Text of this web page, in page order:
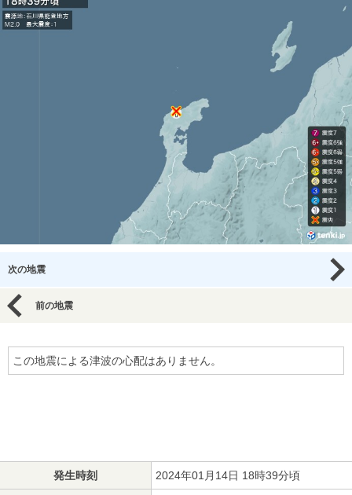
次の地震
前の地震
この地震による津波の心配はありません。
発生時刻 2024年01月14日 18時39分頃